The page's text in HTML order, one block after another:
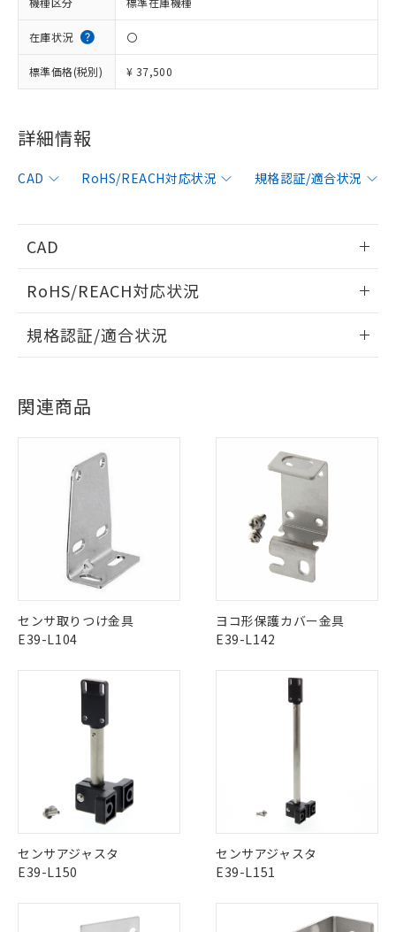
在庫状況 〇
標準価格(税別) ¥ 37,500
詳細情報
CAD RoHS/REACH対応状況 規格認証/適合状況
CAD
ログイン/会員登録いただくと、CADデータをダウンロー
ドすることができます。
ダウンロードデータをご利用いただく前に、以下を必ずお読
みください。
ソフトウェアの使用条件
RoHS/REACH対応状況
EU RoHS 注意事項・凡例
対応状況 ※1
対応済み
中国 RoHS 注意事項・凡例
中国 RoHS表※1 ※2
"対応済み"や非含有の記載がされた商品であっても、流通
在庫等で未対応品が混在する可能性があります。
非含有品が必要な際は、弊社営業部門もしくは販売店へお
問い合わせください。
この製品のRoHS/REACH対応状況ページへ
規格認証/適合状況
No
LR型式承認
（イギリス
船舶規格）
BV型式承認
（フランス
船舶規格）
No
その他の認証はこちらのページからご検索ください
関連商品
センサ取りつけ金具
E39-L104
ヨコ形保護カバー金具
E39-L142
センサアジャスタ
E39-L150
センサアジャスタ
E39-L151
※1 対応状況
対応済み：EU RoHS指令（10物質）の
非含有に対応した製品が提供可能な商品で
対応予定：EU RoHS指令（10物質）の非含